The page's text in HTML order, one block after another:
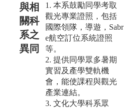
與相
關科
系之
異同
1. 本系鼓勵同學考取
觀光專業證照，包括
國際領隊，導遊，Sabr
e航空訂位系統證照
等。
2. 提供同學眾多暑期
實習及產學雙軌機
會，能使課程與觀光
產業連結。
3. 文化大學科系眾